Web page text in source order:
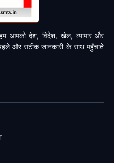
आपको देश, विदेश, खेल, व्यापार और
और सटीक जानकारी के साथ पहुँचाते